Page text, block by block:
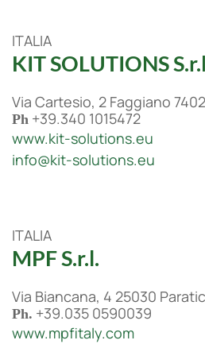
ITALIA
KIT SOLUTIONS
Via Cartesio, 2 Faggiano
Ph +39.340 1015472
www.kit-solutions.eu
info@kit-solutions.eu
ITALIA
MPF S.r.l.
Via Biancana, 4 25030
Ph. +39.035 0590039
www.mpfitaly.com